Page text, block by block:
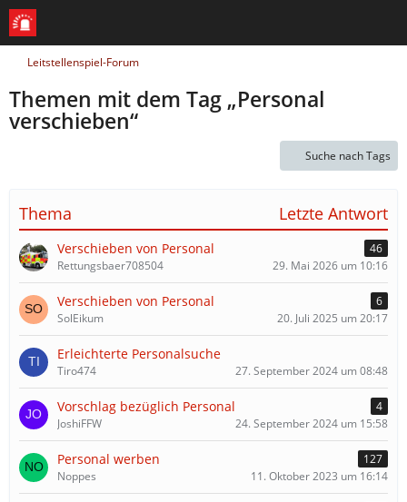
Leitstellenspiel-Forum
Themen mit dem Tag „Personal
verschieben“
Suche nach Tags
Thema Letzte Antwort
Verschieben von Personal
46
Rettungsbaer708504
29. Mai 2026 um 10:16
Verschieben von Personal
6
SolEikum
20. Juli 2025 um 20:17
Erleichterte Personalsuche
Tiro474 27. September 2024 um 08:48
Vorschlag bezüglich Personal
4
JoshiFFW
24. September 2024 um 15:58
Personal werben
127
Noppes
11. Oktober 2023 um 16:14